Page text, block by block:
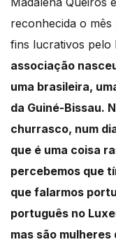
reconhecida o
fins lucrativos pelo
associação
uma brasileira,
da Guiné-Bissau.
churrasco, num
que é uma coisa
percebemos que
que falarmos
português no
mas são mulheres